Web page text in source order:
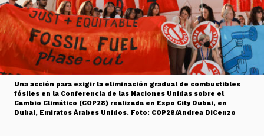
Una acción para exigir la eliminación gradual de combustibles
fósiles en la Conferencia de las Naciones Unidas sobre el
Cambio Climático (COP28) realizada en Expo City Dubai, en
Dubai, Emiratos Árabes Unidos. Foto: COP28/Andrea DiCenzo